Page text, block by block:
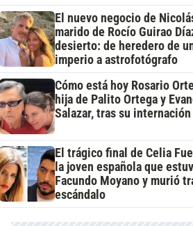
El nuevo negocio de
marido de Rocío Guirao
desierto: de heredero de
imperio a astrofotógrafo
Cómo está hoy Rosario
hija de Palito Ortega y
Salazar, tras su internación
El trágico final de Celia
la joven española que
Facundo Moyano y murió
escándalo